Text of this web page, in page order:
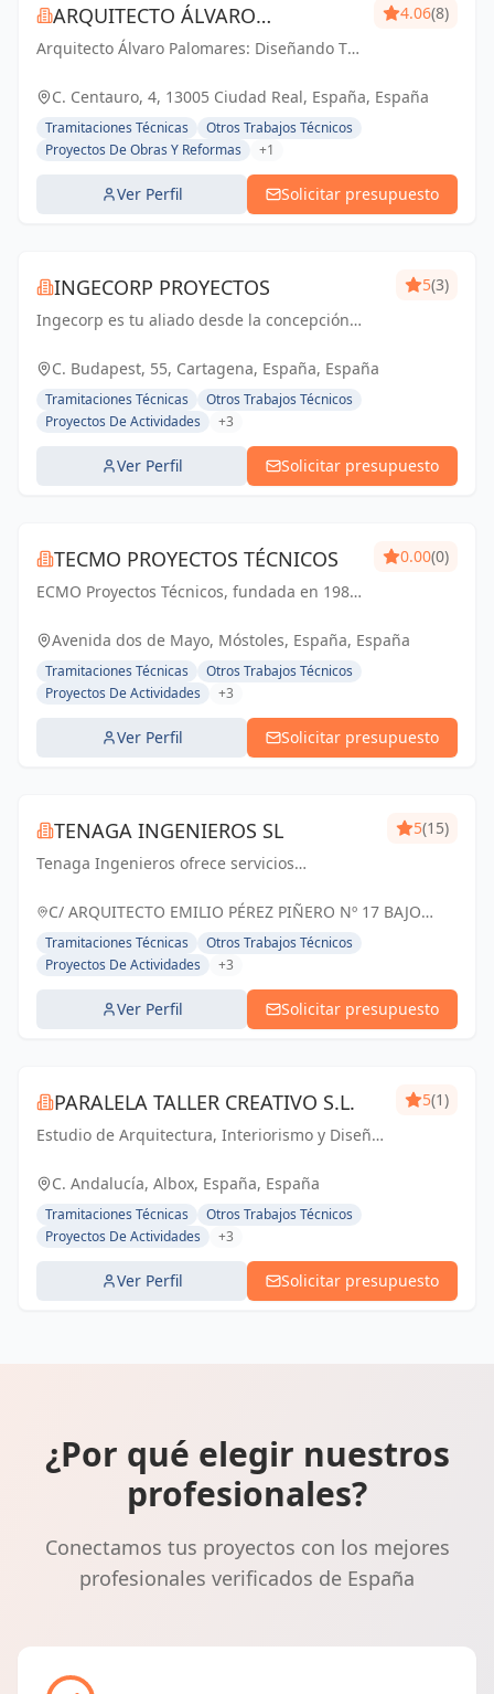
ARQUITECTO ÁLVARO
PALOMARES
Arquitecto Álvaro Palomares: Diseñando Tu
4.06(8)
C. Centauro, 4, 13005 Ciudad Real, España, España
Tramitaciones Técnicas
Otros Trabajos Técnicos
Proyectos De Obras Y Reformas
+1
Ver Perfil Solicitar presupuesto
INGECORP PROYECTOS
Ingecorp es tu aliado desde la concepción
Especializados en licencias, proyectos
ejecutivos, reformas y energía solar. Expertos
compr...
5(3)
C. Budapest, 55, Cartagena, España, España
Tramitaciones Técnicas
Otros Trabajos Técnicos
Proyectos De Actividades
+3
Ver Perfil Solicitar presupuesto
TECMO PROYECTOS TÉCNICOS
ECMO Proyectos Técnicos, fundada en 1989,
experiencia en la elaboración y tramitación
de proyectos de ingeniería, tanto
industriales,...
0.00(0)
Avenida dos de Mayo, Móstoles, España, España
Tramitaciones Técnicas
Otros Trabajos Técnicos
Proyectos De Actividades
+3
Ver Perfil Solicitar presupuesto
TENAGA INGENIEROS SL
Tenaga Ingenieros ofrece servicios
mejorar la eficiencia energética y reducir
hasta g...
5(15)
C/ ARQUITECTO EMILIO PÉREZ PIÑERO Nº 17 BAJO
MURCIA, España
Tramitaciones Técnicas
Otros Trabajos Técnicos
Proyectos De Actividades
+3
Ver Perfil Solicitar presupuesto
PARALELA TALLER CREATIVO S.L.
Estudio de Arquitectura, Interiorismo y Diseño.
Reforma y Obra Nueva.
5(1)
C. Andalucía, Albox, España, España
Tramitaciones Técnicas
Otros Trabajos Técnicos
Proyectos De Actividades
+3
Ver Perfil Solicitar presupuesto
¿Por qué elegir nuestros
profesionales?
Conectamos tus proyectos con los mejores
profesionales verificados de España